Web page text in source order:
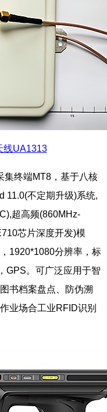
线UA1313
集终端MT8，基于八核
11.0(不定期升级)系统,
超高频(860MHz-
芯片深度开发)模
1920*1080分辨率，标
GPS。可广泛应用于智
书档案盘点、防伪溯
业场合工业RFID识别